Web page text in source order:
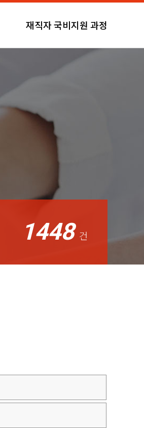
재직자 국비지원 과정
1448 건